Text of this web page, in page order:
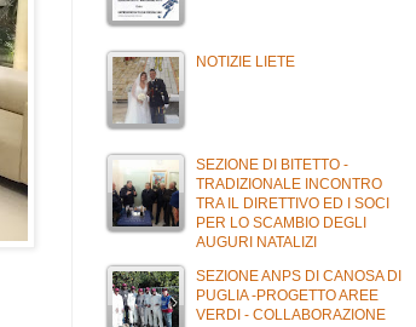
NOTIZIE LIETE
SEZIONE DI BITETTO -
TRADIZIONALE INCONTRO
TRA IL DIRETTIVO ED I SOCI
PER LO SCAMBIO DEGLI
AUGURI NATALIZI
SEZIONE ANPS DI CANOSA DI
PUGLIA -PROGETTO AREE
VERDI - COLLABORAZIONE